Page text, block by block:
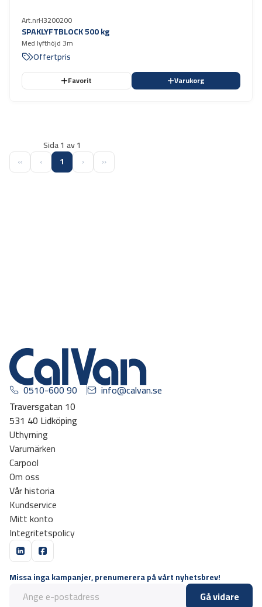
Art.nrH3200200
SPAKLYFTBLOCK 500 kg
Med lyfthöjd 3m
Offertpris
Favorit Varukorg
Sida 1 av 1
‹‹
‹ 1 › ››
0510-600 90
info@calvan.se
Traversgatan 10
531 40 Lidköping
Uthyrning
Varumärken
Carpool
Om oss
Vår historia
Kundservice
Mitt konto
Integritetspolicy
Missa inga kampanjer, prenumerera på vårt nyhetsbrev!
Gå vidare